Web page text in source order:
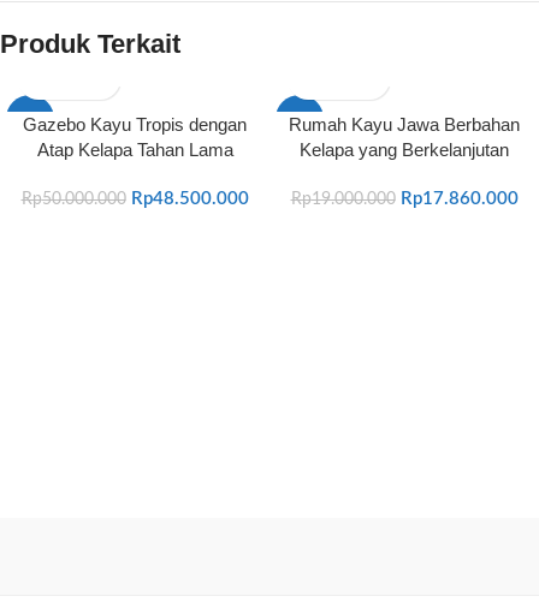
Produk Terkait
-3%
Gazebo Kayu Tropis dengan
Atap Kelapa Tahan Lama
Rp50.000.000 Rp48.500.000
-6%
Rumah Kayu Jawa Berbahan
Kelapa yang Berkelanjutan
Rp19.000.000 Rp17.860.000